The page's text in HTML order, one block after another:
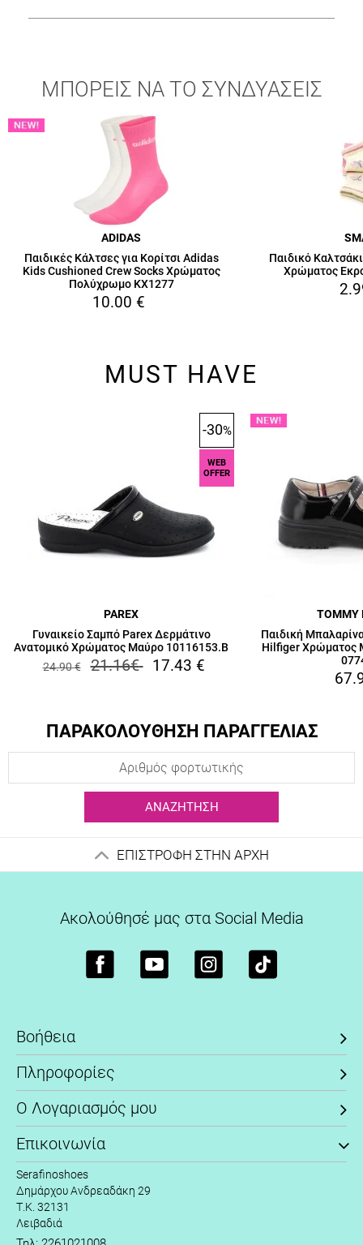
ΜΠΟΡΕΙΣ ΝΑ ΤΟ ΣΥΝΔΥΑΣΕΙΣ
ADIDAS
Παιδικές Κάλτσες για Κορίτσι Adidas
Kids Cushioned Crew Socks Χρώματος
Πολύχρωμο KX1277
10.00 €
Παιδικό
Χρώματος
MUST HAVE
-30%
WEB
OFFER
PAREX
Γυναικείο Σαμπό Parex Δερμάτινο
Ανατομικό Χρώματος Μαύρο 10116153.B
24.90€ 21.16€ 17.43 €
TOMMY
Παιδική
Hilfiger Χρώματος
ΠΑΡΑΚΟΛΟΥΘΗΣΗ ΠΑΡΑΓΓΕΛΙΑΣ
ΑΝΑΖΉΤΗΣΗ
ΕΠΙΣΤΡΟΦΗ ΣΤΗΝ ΑΡΧΗ
Ακολούθησέ μας στα Social Media
Βοήθεια
Πληροφορίες
Ο Λογαριασμός μου
Επικοινωνία
Serafinoshoes
Δημάρχου Ανδρεαδάκη 29
Τ.Κ. 32131
Λειβαδιά